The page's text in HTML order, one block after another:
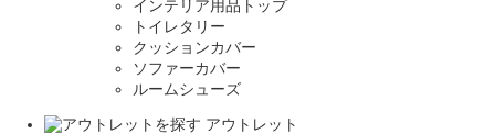
インテリア用品トップ
トイレタリー
クッションカバー
ソファーカバー
ルームシューズ
アウトレット